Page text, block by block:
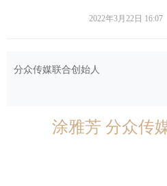
分众传媒联合创始人
2022年3月22日 16:07
涂雅芳 分众传媒